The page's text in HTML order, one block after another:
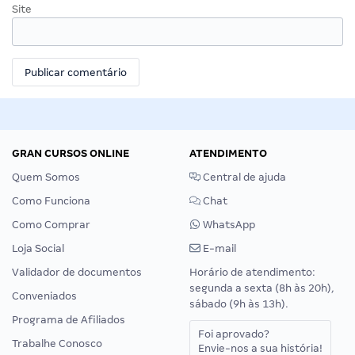
Site
GRAN CURSOS ONLINE
Quem Somos
Como Funciona
Como Comprar
Loja Social
Validador de documentos
Conveniados
Programa de Afiliados
Trabalhe Conosco
ATENDIMENTO
Central de ajuda
Chat
WhatsApp
E-mail
Horário de atendimento:
segunda a sexta (8h às 20h),
sábado (9h às 13h).
Foi aprovado?
Envie-nos a sua história!